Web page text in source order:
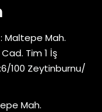
Maltepe Mah.
Tim 1 İş
100 Zeytinburnu/
Mah.